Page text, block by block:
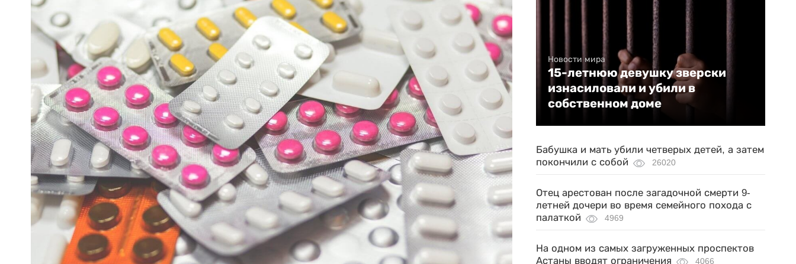
Новости мира
15-летнюю девушку зверски
изнасиловали и убили в
собственном доме
Бабушка и мать убили четверых детей, а затем
покончили с собой
26020
Отец арестован после загадочной смерти 9-
летней дочери во время семейного похода с
палаткой
4969
На одном из самых загруженных проспектов
Астаны вводят ограничения
4066